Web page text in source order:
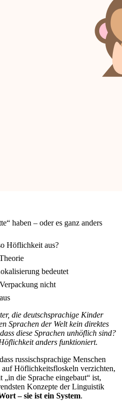
haben – oder es ganz anders
Höflichkeit aus?
bedeutet
nicht
die deutschsprachige Kinder
Sprachen der Welt kein direktes
diese Sprachen unhöflich sind?
anders funktioniert.
russischsprachige Menschen
Höflichkeitsfloskeln verzichten,
die Sprache eingebaut“ ist,
Konzepte der Linguistik
– sie ist ein System.